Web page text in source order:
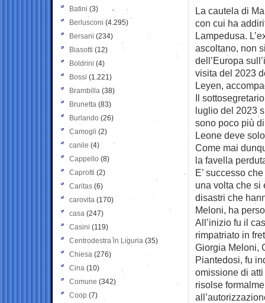
La cautela di
con cui ha
Lampedusa.
ascoltano, non
dell’Europa
visita del 2023
Leyen,
Il
luglio del 2023
sono poco più
Leone deve
Come mai
la favella
E’ successo
una volta che si
disastri che
Meloni, ha
All’inizio fu il
rimpatriato in
Giorgia Meloni,
Piantedosi, fu
omissione di
risolse
Batini (3)
Berlusconi (4.295)
Bersani (234)
Biasotti (12)
Boldrini (4)
Bossi (1.221)
Brambilla (38)
Brunetta (83)
Burlando (26)
Camogli (2)
canile (4)
Cappello (8)
Caprotti (2)
Caritas (6)
carovita (170)
casa (247)
Casini (119)
Centrodestra in Liguria (35)
Chiesa (276)
Cina (10)
Comune (342)
Coop (7)